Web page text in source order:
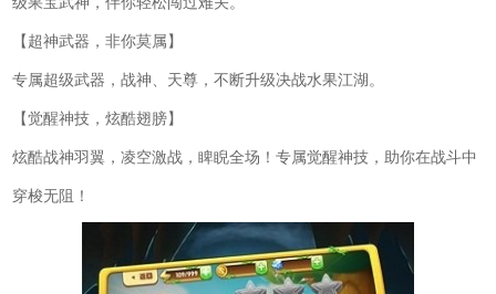
【超神武器，非你莫属】
专属超级武器，战神、天尊，不断升级决战水果江湖。
【觉醒神技，炫酷翅膀】
炫酷战神羽翼，凌空激战，睥睨全场！专属觉醒神技，助你在战斗中
穿梭无阻！